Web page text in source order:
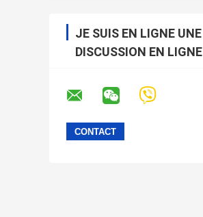
JE SUIS EN LIGNE UNE
DISCUSSION EN LIGNE